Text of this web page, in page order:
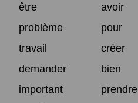
être
avoir
problème
pour
travail
créer
demander
bien
important
prendre